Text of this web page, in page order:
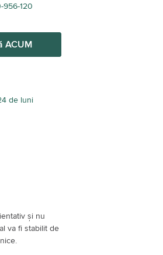
956-120
ACUM
de luni
și nu
va fi stabilit de